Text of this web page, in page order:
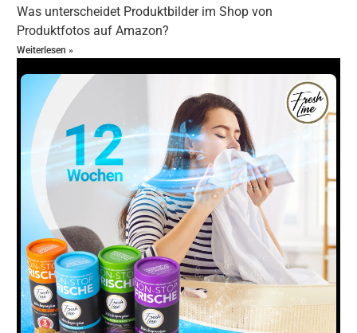
Für viele Einsteiger in dieFotografieist das
ein Zubehörteil, das sie möglicherweise anfangs
nicht in Betracht ziehen. Doch das
mehr als nur ein Halter für dieKamera– es ist ein
vielseitiges Werkzeug, das dir hilft, das volle
Potenzial deiner
auszuschöpfen und
kreativer zu arbeiten. Gerade für Anfänger bietet ein
gutesStativzahlreiche Vorteile, die dieQualität
Aufnahmen deutlich verbessern können. Doch
warum ist einStativ so wichtig? Welche
Einsatzmöglichkeitenbietet es, und wie kann es dir
helfen, deine Fähigkeiten als Fotograf zu
verbessern?
1.Stabilitätund Verwacklungsfreiheit
EinStativsorgt in erster Linie dafür, dass deine
Kamerastabil steht und somit Verwacklungen
vermieden werden. Gerade bei langen
Was unterscheidet Produktbilder im Shop von
Produktfotos auf Amazon?
Weiterlesen »